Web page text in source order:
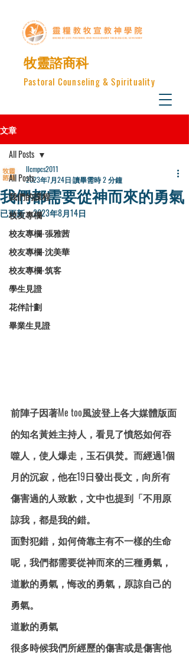
​牧靈諮商科
Pastoral Counseling & Spirituality
文章
All Posts
我們的課程
校友專欄
校友專欄-張雅茜
校友專欄-沈美華
校友專欄-筑客
學生見證
花伴計劃
畢業生見證
All Posts
我們都需要從神而來的勇氣
llcmpcs2011
2023年7月24日讀畢需時 2 分鐘
已更新：2023年8月14日
前陣子因著Me too風波登上各大媒體版面
的知名黃姓主持人，看見了憤怒如何吞
噬人，使人爆走，玉石俱焚。而經過1個
月的沉寂，他在19日發出長文，向所有
傷害過的人致歉，文中也提到「不用原
諒我，都是我的錯。
面對犯錯，如何倚靠主有不一樣的生命
呢，我們都需要從神而來的三種勇氣，
道歉的勇氣，悔改的勇氣，原諒自己的
勇氣。
道歉的勇氣
很多時候我們所經歷的傷害或是傷害他